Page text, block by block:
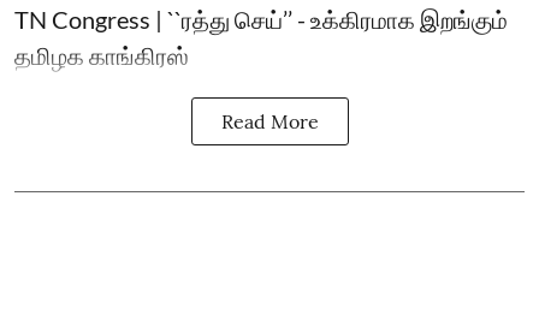
TN Congress | ``ரத்து செய்’’ - உக்கிரமாக இறங்கும்
தமிழக காங்கிரஸ்
Read More